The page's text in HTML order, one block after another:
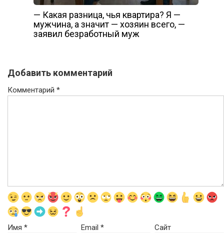
— Какая разница, чья квартира? Я —
мужчина, а значит — хозяин всего, —
заявил безработный муж
Добавить комментарий
Комментарий *
Имя * Email* Сайт